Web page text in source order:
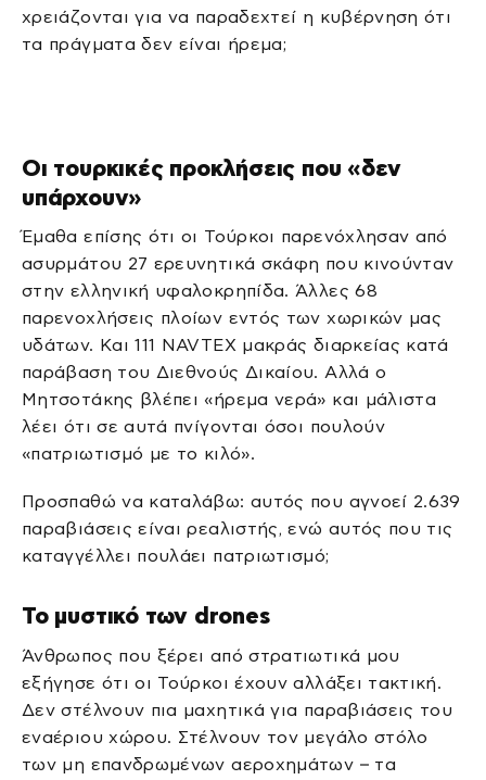
χρειάζονται για να παραδεχτεί η κυβέρνηση ότι
τα πράγματα δεν είναι ήρεμα;
Οι τουρκικές προκλήσεις που «δεν
υπάρχουν»
Έμαθα επίσης ότι οι Τούρκοι παρενόχλησαν από
ασυρμάτου 27 ερευνητικά σκάφη που κινούνταν
στην ελληνική υφαλοκρηπίδα. Άλλες 68
παρενοχλήσεις πλοίων εντός των χωρικών μας
υδάτων. Και 111 NAVTEX μακράς διαρκείας κατά
παράβαση του Διεθνούς Δικαίου. Αλλά ο
Μητσοτάκης βλέπει «ήρεμα νερά» και μάλιστα
λέει ότι σε αυτά πνίγονται όσοι πουλούν
«πατριωτισμό με το κιλό».
Προσπαθώ να καταλάβω: αυτός που αγνοεί 2.639
παραβιάσεις είναι ρεαλιστής, ενώ αυτός που τις
καταγγέλλει πουλάει πατριωτισμό;
Το μυστικό των drones
Άνθρωπος που ξέρει από στρατιωτικά μου
εξήγησε ότι οι Τούρκοι έχουν αλλάξει τακτική.
Δεν στέλνουν πια μαχητικά για παραβιάσεις του
εναέριου χώρου. Στέλνουν τον μεγάλο στόλο
των μη επανδρωμένων αεροχημάτων – τα